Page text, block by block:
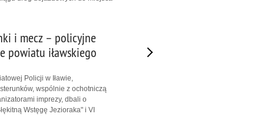
i mecz – policyjne
powiatu iławskiego
Policji w Iławie,
wspólnie z ochotniczą
imprezy, dbali o
Wstęgę Jezioraka" i VI